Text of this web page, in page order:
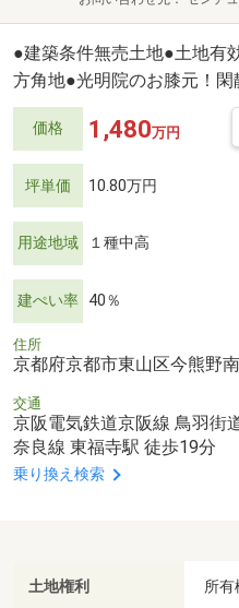
●建築条件無売土地●土地有
方角地●光明院のお膝元！閑
価格 1,480万円
坪単価 10.80万円
用途地域 １種中高
建ぺい率 40％
住所
京都府京都市東山区今熊野
交通
京阪電気鉄道京阪線 鳥羽街
奈良線 東福寺駅 徒歩19分
乗り換え検索
土地権利 所有